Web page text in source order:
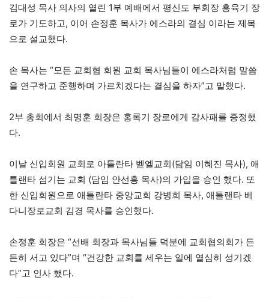
김대성 목사 의사의 열린 1부 예배에서 평신도 부회장 홍육기 장
로가 기도하고, 이어 손정훈 목사가 에스라의 결심 이라는 제목
으로 설교했다.
손 목사는 “모든 교회협 회원 교회 목사님들이 에스라처럼 말씀
을 연구하고 준행하며 가르치겠다는 결심을 하자”고 말했다.
2부 총회에서 최명훈 회장은 홍록기 장로에게 감사패를 증정했
다.
이날 신입회원 교회로 아틀란타 벧엘교회(담임 이혜진 목사), 애
틀랜타 섬기는 교회 (담임 안선홍 목사)의 가입을 승인 했다. 또
한 신입회원으로 애틀란타 중앙교회 강병희 목사, 애틀랜타 베
다니장로교회 김경 목사를 승인했다.
손정훈 회장은 “선배 회장과 목사님들 덕분에 교회협의회가 든
든히 서고 있다”며 “건강한 교회를 세우는 일에 열심히 성기겠
다”고 인사 했다.